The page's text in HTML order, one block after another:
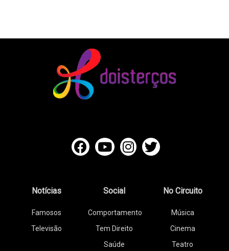
Notícias
Famosos
Televisão
Social
Comportamento
Tem Direito
Saúde
No Circuito
Música
Cinema
Teatro